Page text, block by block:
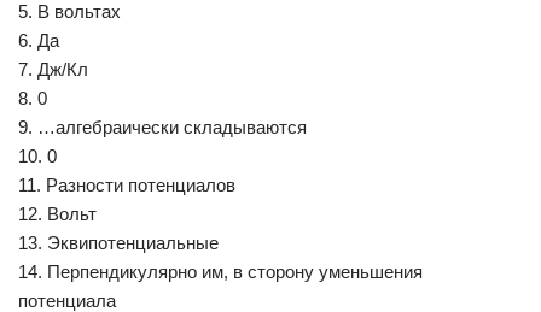
5. В вольтах
6. Да
7. Дж/Кл
8. 0
9. …алгебраически складываются
10. 0
11. Разности потенциалов
12. Вольт
13. Эквипотенциальные
14. Перпендикулярно им, в сторону уменьшения
потенциала